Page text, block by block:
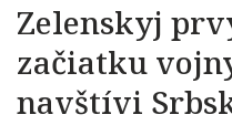
Zelenskyj
začiatku
navštívi